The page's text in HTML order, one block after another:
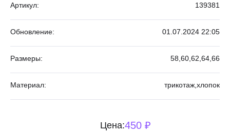
Артикул: 139381
Обновление: 01.07.2024 22:05
Размеры: 58, 60, 62, 64, 66
Материал: трикотаж, хлопок
Цена:450 ₽